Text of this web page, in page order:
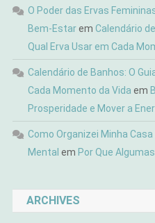
O Poder das Ervas
Bem-Estarem Calendário
Qual Erva Usar em Cada
Calendário de Banhos: O
Cada Momento da Vida em
Prosperidade e Mover a
Como Organizei Minha
Mental em Por Que
ARCHIVES